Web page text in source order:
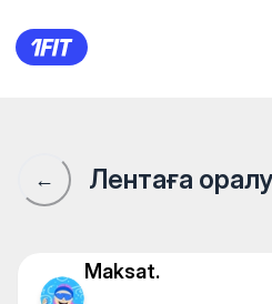
1Fit
← Лентаға оралу
Maksat.